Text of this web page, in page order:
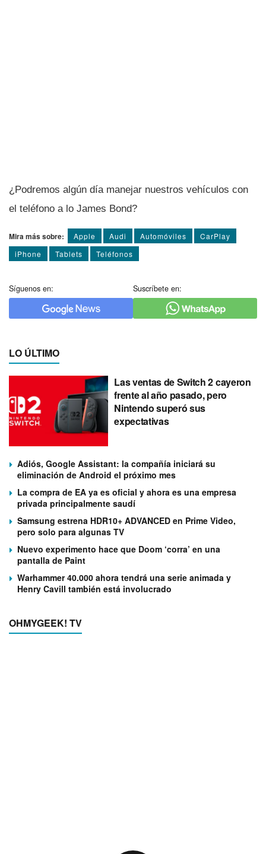
¿Podremos algún dí­a manejar nuestros vehí­culos con
el teléfono a lo James Bond?
Mira más sobre: Apple Audi Automóviles
CarPlay
iPhone
Tablets Teléfonos
Síguenos en: Suscríbete en:
LO ÚLTIMO
Las ventas de Switch 2 cayeron
frente al año pasado, pero
Nintendo superó sus
expectativas
Adiós, Google Assistant: la compañía iniciará su
eliminación de Android el próximo mes
La compra de EA ya es oficial y ahora es una empresa
privada principalmente saudí
Samsung estrena HDR10+ ADVANCED en Prime Video,
pero solo para algunas TV
Nuevo experimento hace que Doom ‘corra’ en una
pantalla de Paint
Warhammer 40.000 ahora tendrá una serie animada y
Henry Cavill también está involucrado
OHMYGEEK! TV